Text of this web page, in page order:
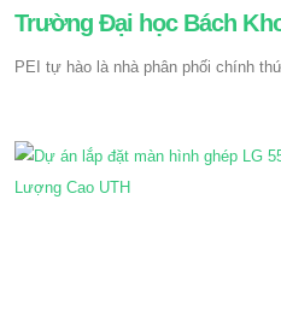
Trường Đại học Bách
PEI tự hào là nhà phân phối chính